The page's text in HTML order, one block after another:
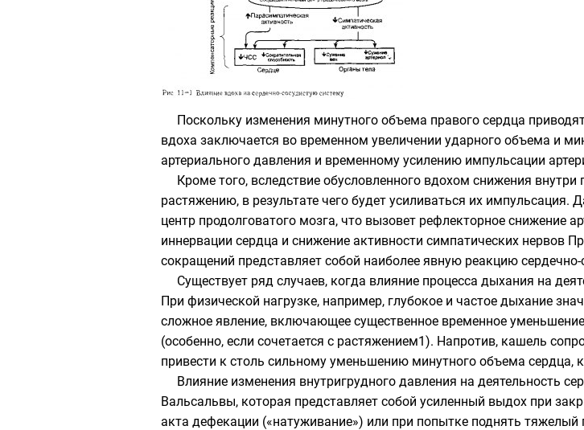
Поскольку изменения минутного объема правого сердца
вдоха заключается во временном увеличении ударного объема и
артериального давления и временному усилению импульсации
Кроме того, вследствие обусловленного вдохом снижения
растяжению, в результате чего будет усиливаться их
центр продолговатого мозга, что вызовет рефлекторное снижение
иннервации сердца и снижение активности симпатических нервов
сокращений представляет собой наиболее явную реакцию
Существует ряд случаев, когда влияние процесса дыхания на
При физической нагрузке, например, глубокое и частое дыхание
сложное явление, включающее существенное временное
(особенно, если сочетается с растяжением1). Напротив, кашель
привести к столь сильному уменьшению минутного объема сердца,
Влияние изменения внутригрудного давления на деятельность
Вальсальвы, которая представляет собой усиленный выдох при
акта дефекации («натуживание») или при попытке поднять